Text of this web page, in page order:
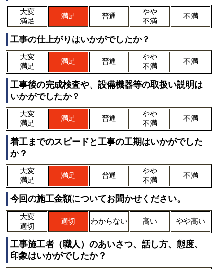
大変
満足
満足 普通
やや
不満
不満
工事の仕上がりはいかがでしたか？
大変
満足
満足 普通
やや
不満
不満
工事後の完成検査や、設備機器等の取扱い説明は
いかがでしたか？
大変
満足
満足 普通
やや
不満
不満
着工までのスピードと工事の工期はいかがでした
か？
大変
満足
満足 普通
やや
不満
不満
今回の施工金額についてお聞かせください。
大変
適切
適切 わからない 高い やや高い
工事施工者（職人）のあいさつ、話し方、態度、
印象はいかがでしたか？